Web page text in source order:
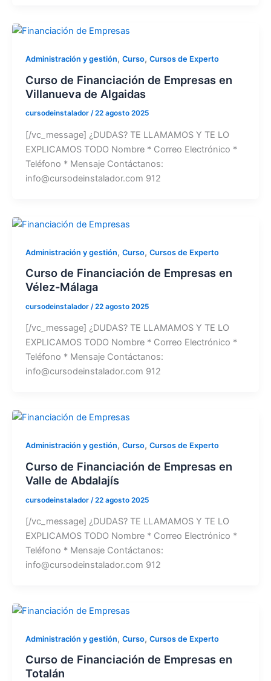
Administración y gestión, Curso, Cursos de Experto
Curso de Financiación de Empresas en
Villanueva de Algaidas
cursodeinstalador /22 agosto 2025
[/vc_message] ¿DUDAS? TE LLAMAMOS Y TE LO
EXPLICAMOS TODO Nombre * Correo Electrónico *
Teléfono * Mensaje Contáctanos:
info@cursodeinstalador.com 912
Administración y gestión, Curso, Cursos de Experto
Curso de Financiación de Empresas en
Vélez-Málaga
cursodeinstalador /22 agosto 2025
[/vc_message] ¿DUDAS? TE LLAMAMOS Y TE LO
EXPLICAMOS TODO Nombre * Correo Electrónico *
Teléfono * Mensaje Contáctanos:
info@cursodeinstalador.com 912
Administración y gestión, Curso, Cursos de Experto
Curso de Financiación de Empresas en
Valle de Abdalajís
cursodeinstalador /22 agosto 2025
[/vc_message] ¿DUDAS? TE LLAMAMOS Y TE LO
EXPLICAMOS TODO Nombre * Correo Electrónico *
Teléfono * Mensaje Contáctanos:
info@cursodeinstalador.com 912
Administración y gestión, Curso, Cursos de Experto
Curso de Financiación de Empresas en
Totalán